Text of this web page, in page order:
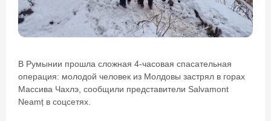
В Румынии прошла сложная 4-часовая спасательная
операция: молодой человек из Молдовы застрял в горах
Массива Чахлэ, сообщили представители Salvamont
Neamț в соцсетях.